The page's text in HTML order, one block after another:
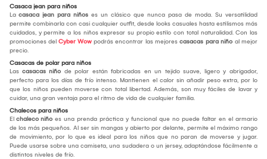
Casaca jean para niños
La casaca jean para niños es un clásico que nunca pasa de moda. Su versatilidad
permite combinarla con casi cualquier outfit, desde looks casuales hasta estilismos más
cuidados, y permite a los niños expresar su propio estilo con total naturalidad. Con las
promociones del Cyber Wow podrás encontrar las mejores casacas para niño al mejor
precio.
Casacas de polar para niños
Las casacas niño de polar están fabricadas en un tejido suave, ligero y abrigador,
perfecto para los días de frío intenso. Mantienen el calor sin añadir peso extra, por lo
que los niños pueden moverse con total libertad. Además, son muy fáciles de lavar y
cuidar, una gran ventaja para el ritmo de vida de cualquier familia.
Chalecos para niños
El chaleco niño es una prenda práctica y funcional que no puede faltar en el armario
de los más pequeños. Al ser sin mangas y abierto por delante, permite el máximo rango
de movimiento, por lo que es ideal para los niños que no paran de moverse y jugar.
Puede usarse sobre una camiseta, una sudadera o un jersey, adaptándose fácilmente a
distintos niveles de frío.